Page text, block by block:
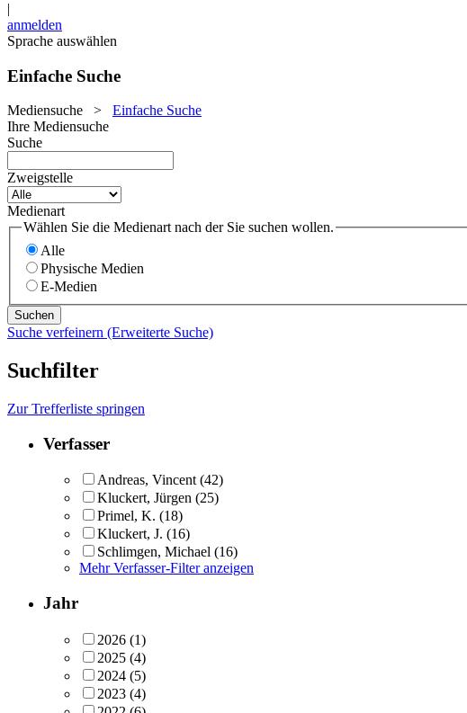
|
anmelden
Sprache auswählen
Einfache Suche
Mediensuche > Einfache Suche
Ihre Mediensuche
Suche
Zweigstelle
Medienart
Wählen Sie die Medienart nach der Sie suchen wollen.
Alle
Physische Medien
E-Medien
Suche verfeinern (Erweiterte Suche)
Suchfilter
Zur Trefferliste springen
Verfasser
Andreas, Vincent (42)
Kluckert, Jürgen (25)
Primel, K. (18)
Kluckert, J. (16)
Schlimgen, Michael (16)
Mehr Verfasser-Filter anzeigen
Jahr
2026 (1)
2025 (4)
2024 (5)
2023 (4)